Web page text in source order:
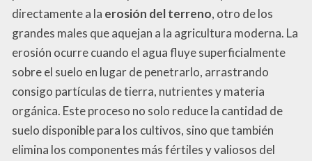
directamente a la erosión del terreno, otro de los
grandes males que aquejan a la agricultura moderna. La
erosión ocurre cuando el agua fluye superficialmente
sobre el suelo en lugar de penetrarlo, arrastrando
consigo partículas de tierra, nutrientes y materia
orgánica. Este proceso no solo reduce la cantidad de
suelo disponible para los cultivos, sino que también
elimina los componentes más fértiles y valiosos del